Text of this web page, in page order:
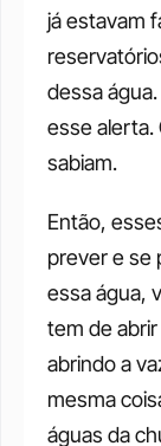
já estavam
dessa
esse alerta.
sabiam.
Então,
prever e se
essa água,
tem de
abrindo a
mesma
águas da